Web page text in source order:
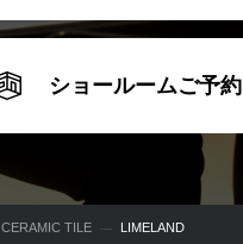
ショールームご予約
CERAMIC TILE LIMELAND